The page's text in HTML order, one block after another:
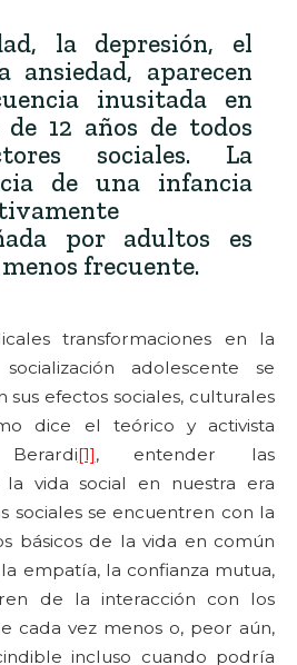
la depresión, el
ansiedad, aparecen
inusitada en
de 12 años de todos
sociales. La
de una infancia
por adultos es
frecuente.
transformaciones en la
adolescente se
sus efectos sociales, culturales
dice el teórico y activista
[1], entender las
la vida social en nuestra era
sociales se encuentren con la
básicos de la vida en común
empatía, la confianza mutua,
de la interacción con los
cada vez menos o, peor aún,
incluso cuando podría